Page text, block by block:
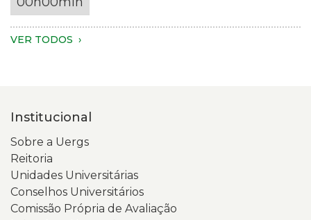
tronco
visíveis.
moletom
verde-
claro.
Na
tela
do
um
com
suave.
Na
tela
está
aberta
a
VER TODOS
Institucional
Sobre a Uergs
Reitoria
Unidades Universitárias
Conselhos Universitários
Comissão Própria de Avaliação